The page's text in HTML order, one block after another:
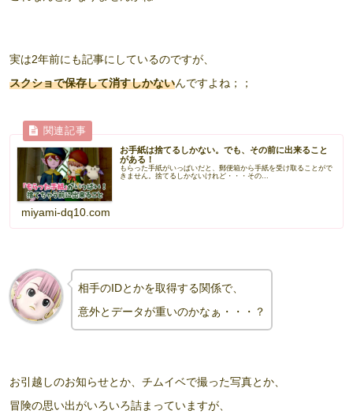
実は2年前にも記事にしているのですが、
スクショで保存して消すしかないんですよね；；
お手紙は捨てるしかない。でも、その前に出来ること
がある！
もらった手紙がいっぱいだと、郵便箱から手紙を受け取ることがで
きません。捨てるしかないけれど・・・その...
miyami-dq10.com
相手のIDとかを取得する関係で、
意外とデータが重いのかなぁ・・・ ？
お引越しのお知らせとか、チムイベで撮った写真とか、
冒険の思い出がいろいろ詰まっていますが、